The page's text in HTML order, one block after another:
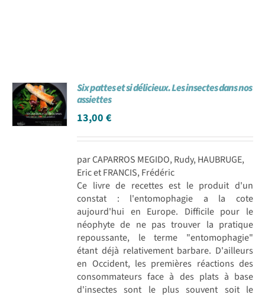
Six pattes et si délicieux. Les insectes dans nos
assiettes
13,00€
par CAPARROS MEGIDO, Rudy, HAUBRUGE,
Eric et FRANCIS, Frédéric
Ce livre de recettes est le produit d'un
constat : l'entomophagie a la cote
aujourd'hui en Europe. Difficile pour le
néophyte de ne pas trouver la pratique
repoussante, le terme "entomophagie"
étant déjà relativement barbare. D'ailleurs
en Occident, les premières réactions des
consommateurs face à des plats à base
d'insectes sont le plus souvent soit le